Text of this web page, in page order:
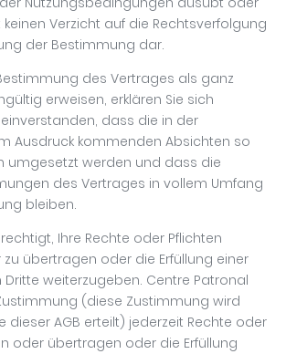
Verzicht auf die Rechtsverfolgung
der Bestimmung dar.
des Vertrages als ganz
erweisen, erklären Sie sich
dass die in der
Ausdruck kommenden Absichten so
umgesetzt werden und dass die
des Vertrages in vollem Umfang
bleiben.
Ihre Rechte oder Pflichten
übertragen oder die Erfüllung einer
Dritte weiterzugeben. Centre Patronal
(diese Zustimmung wird
dieser AGB erteilt) jederzeit Rechte oder
oder übertragen oder die Erfüllung